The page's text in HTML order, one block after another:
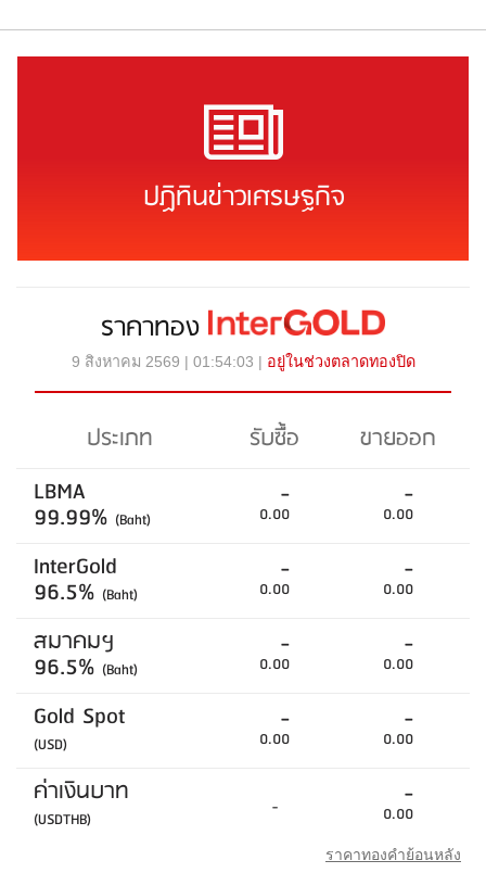
ปฏิทินข่าวเศรษฐกิจ
ราคาทอง
9 สิงหาคม 2569 | 01:54:03 | อยู่ในช่วงตลาดทองปิด
ประเภท รับซื้อ
ขายออก
LBMA
99.99% (Baht)
-
0.00
-
0.00
InterGold
96.5% (Baht)
-
0.00
-
0.00
สมาคมฯ
96.5% (Baht)
-
0.00
-
0.00
Gold Spot
(USD)
-
0.00
-
0.00
ค่าเงินบาท
(USDTHB) - -
0.00
ราคาทองคำย้อนหลัง